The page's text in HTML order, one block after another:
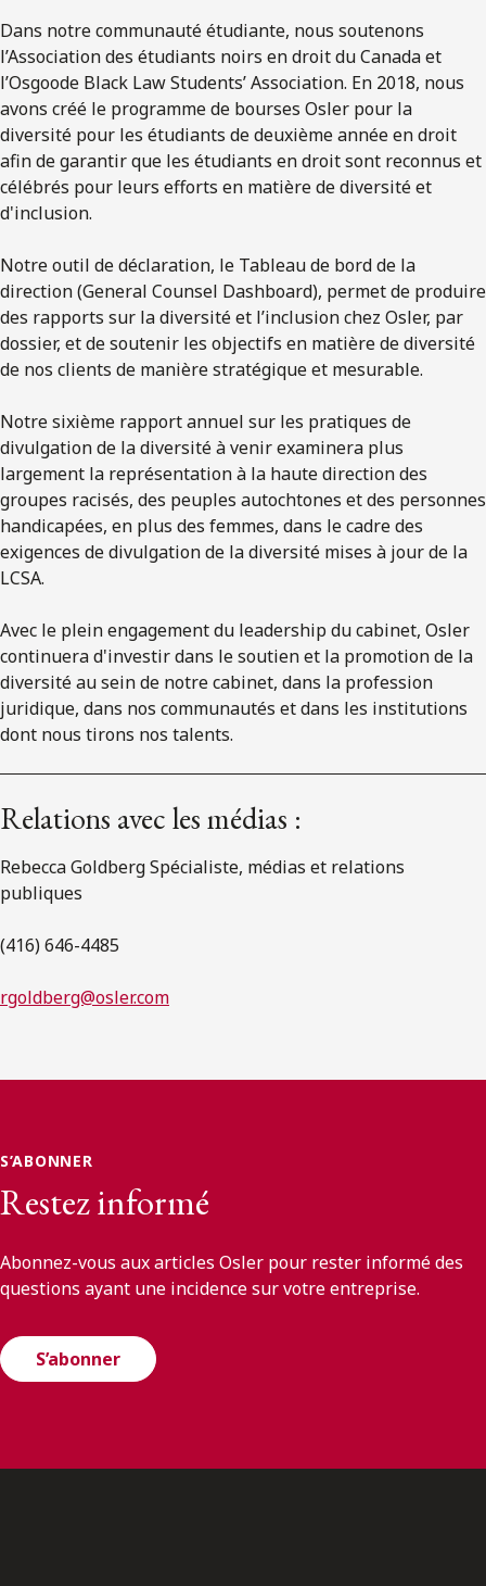
Dans notre communauté étudiante, nous soutenons
l’Association des étudiants noirs en droit du Canada et
l’Osgoode Black Law Students’ Association. En 2018, nous
avons créé le programme de bourses Osler pour la
diversité pour les étudiants de deuxième année en droit
afin de garantir que les étudiants en droit sont reconnus et
célébrés pour leurs efforts en matière de diversité et
d'inclusion.
Notre outil de déclaration, le Tableau de bord de la
direction (General Counsel Dashboard), permet de produire
des rapports sur la diversité et l’inclusion chez Osler, par
dossier, et de soutenir les objectifs en matière de diversité
de nos clients de manière stratégique et mesurable.
Notre sixième rapport annuel sur les pratiques de
divulgation de la diversité à venir examinera plus
largement la représentation à la haute direction des
groupes racisés, des peuples autochtones et des personnes
handicapées, en plus des femmes, dans le cadre des
exigences de divulgation de la diversité mises à jour de la
LCSA.
Avec le plein engagement du leadership du cabinet, Osler
continuera d'investir dans le soutien et la promotion de la
diversité au sein de notre cabinet, dans la profession
juridique, dans nos communautés et dans les institutions
dont nous tirons nos talents.
Relations avec les médias :
Rebecca Goldberg Spécialiste, médias et relations
publiques
(416) 646-4485
rgoldberg@osler.com
S’ABONNER
Restez informé
Abonnez-vous aux articles Osler pour rester informé des
questions ayant une incidence sur votre entreprise.
S’abonner